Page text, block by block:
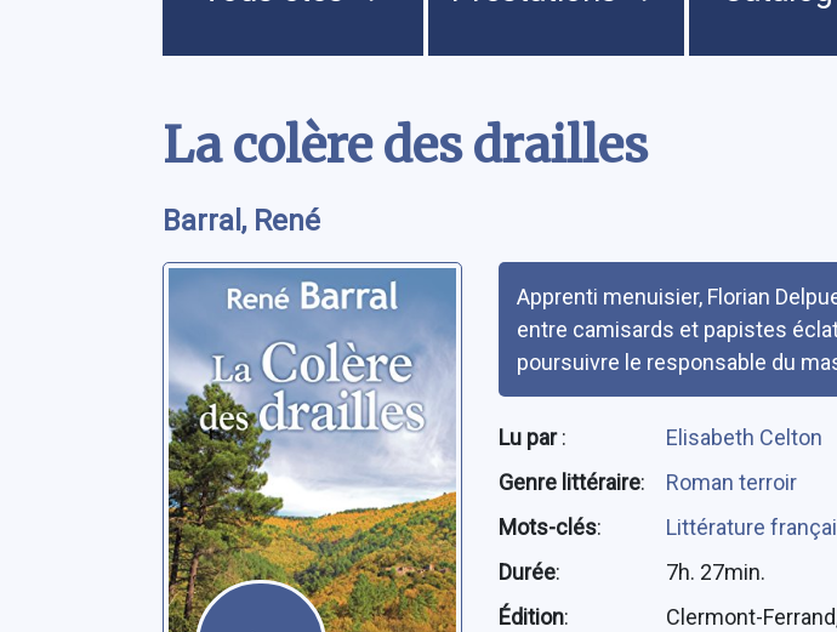
La colère des drailles
Barral, René
Apprenti menuisier, Florian
entre camisards et papistes
poursuivre le responsable du
Lu par:
Elisabeth Celton
Genre littéraire:
Roman terroir
Mots-clés: Littérature
Durée:
7h. 27min.
Édition:
Clermont-